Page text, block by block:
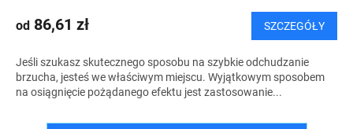
od 86,61 zł SZCZEGÓŁY
Jeśli szukasz skutecznego sposobu na szybkie odchudzanie
brzucha, jesteś we właściwym miejscu. Wyjątkowym sposobem
na osiągnięcie pożądanego efektu jest zastosowanie...